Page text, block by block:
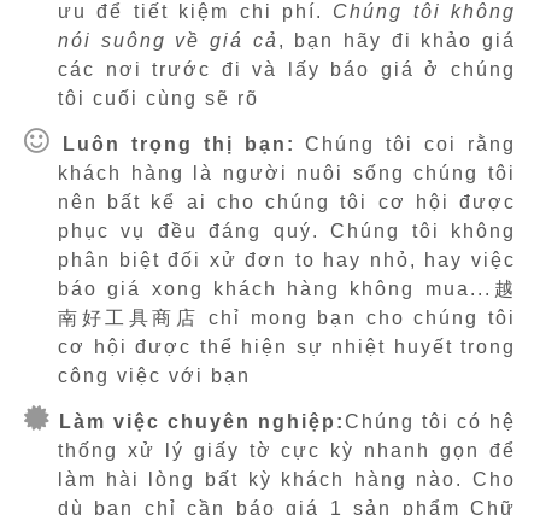
ưu để tiết kiệm chi phí. Chúng tôi không
nói suông về giá cả , bạn hãy đi khảo giá
các nơi trước đi và lấy báo giá ở chúng
tôi cuối cùng sẽ rõ
Luôn trọng thị bạn:
Chúng tôi coi rằng
khách hàng là người nuôi sống chúng tôi
nên bất kể ai cho chúng tôi cơ hội được
phục vụ đều đáng quý. Chúng tôi không
phân biệt đối xử đơn to hay nhỏ, hay việc
báo giá xong khách hàng không mua...越
南好工具商店 chỉ mong bạn cho chúng tôi
cơ hội được thể hiện sự nhiệt huyết trong
công việc với bạn
Làm việc chuyên nghiệp:Chúng tôi có hệ
thống xử lý giấy tờ cực kỳ nhanh gọn để
làm hài lòng bất kỳ khách hàng nào. Cho
dù bạn chỉ cần báo giá 1 sản phẩm Chữ